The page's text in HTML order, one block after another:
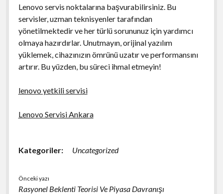
Lenovo servis noktalarına başvurabilirsiniz. Bu
servisler, uzman teknisyenler tarafından
yönetilmektedir ve her türlü sorununuz için yardımcı
olmaya hazırdırlar. Unutmayın, orijinal yazılım
yüklemek, cihazınızın ömrünü uzatır ve performansını
artırır. Bu yüzden, bu süreci ihmal etmeyin!
lenovo yetkili servisi
Lenovo Servisi Ankara
Kategoriler: Uncategorized
Önceki yazı
Rasyonel Beklenti Teorisi Ve Piyasa Davranışı